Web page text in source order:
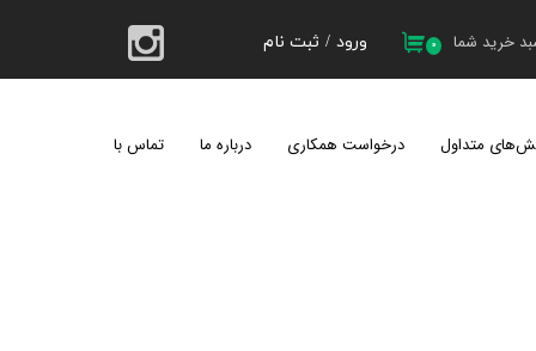
۰ خرید شما ورود / ثبت نام
حساب کاربری من
متداول درخواست همکاری درباره ما تماس با ما